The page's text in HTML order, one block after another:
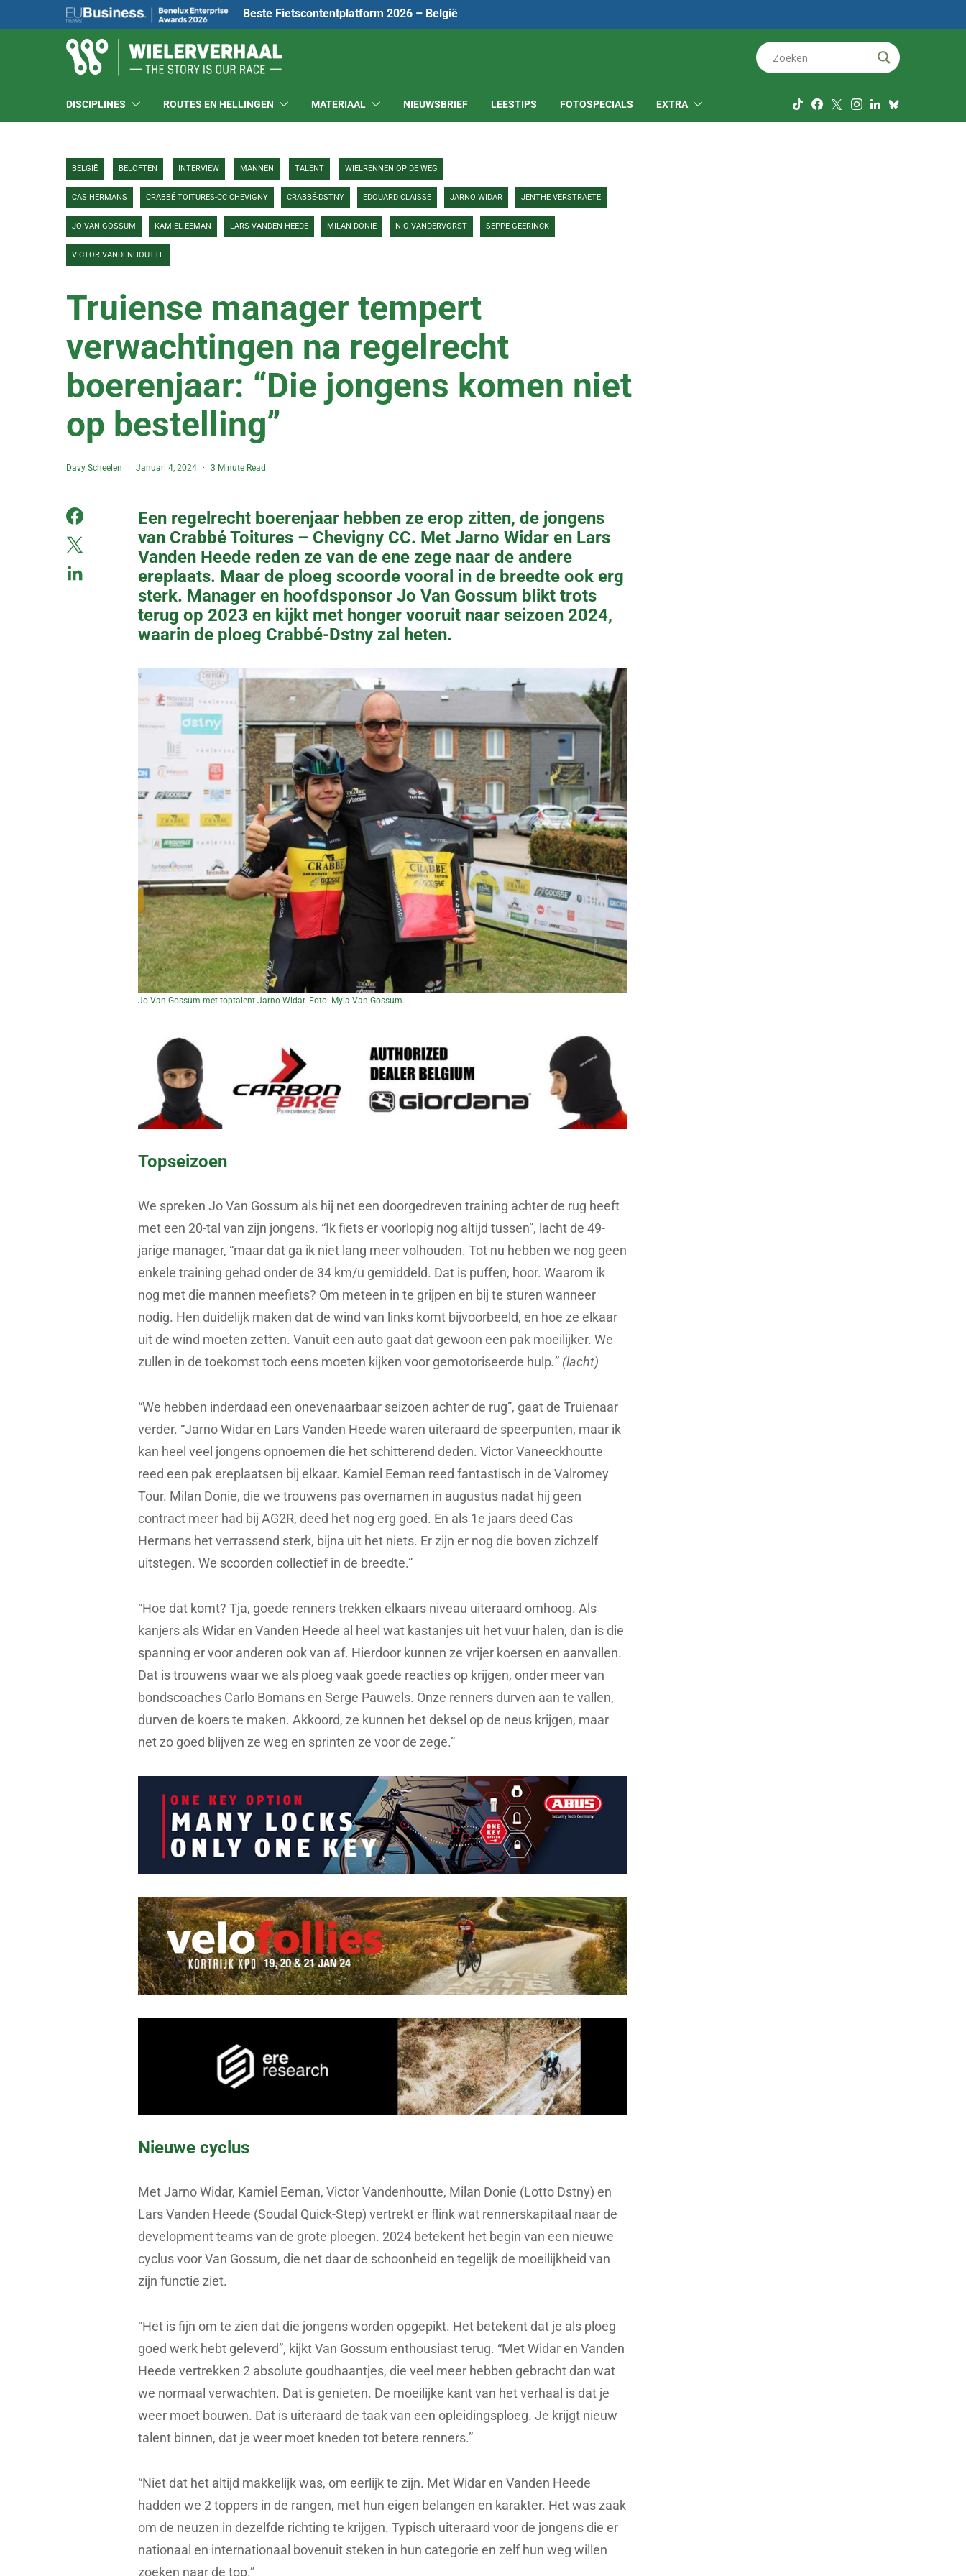
Beste Fietscontentplatform 2026 – België
DISCIPLINES ROUTES EN HELLINGEN MATERIAAL NIEUWSBRIEF LEESTIPS FOTOSPECIALS EXTRA
BELGIË BELOFTEN INTERVIEW MANNEN TALENT WIELRENNEN OP DE WEG
CAS HERMANS CRABBÉ TOITURES-CC CHEVIGNY CRABBÉ-DSTNY EDOUARD CLAISSE JARNO WIDAR JENTHE VERSTRAETE
JO VAN GOSSUM KAMIEL EEMAN LARS VANDEN HEEDE MILAN DONIE NIO VANDERVORST SEPPE GEERINCK
VICTOR VANDENHOUTTE
Truiense manager tempert
verwachtingen na regelrecht
boerenjaar: “Die jongens komen niet
op bestelling”
Davy Scheelen Januari 4, 2024 3 Minute Read
Een regelrecht boerenjaar hebben ze erop zitten, de jongens
van Crabbé Toitures – Chevigny CC. Met Jarno Widar en Lars
Vanden Heede reden ze van de ene zege naar de andere
ereplaats. Maar de ploeg scoorde vooral in de breedte ook erg
sterk. Manager en hoofdsponsor Jo Van Gossum blikt trots
terug op 2023 en kijkt met honger vooruit naar seizoen 2024,
waarin de ploeg Crabbé-Dstny zal heten.
Jo Van Gossum met toptalent Jarno Widar. Foto: Myla Van Gossum.
Topseizoen
We spreken Jo Van Gossum als hij net een doorgedreven training achter de rug heeft
met een 20-tal van zijn jongens. “Ik fiets er voorlopig nog altijd tussen”, lacht de 49-
jarige manager, “maar dat ga ik niet lang meer volhouden. Tot nu hebben we nog geen
enkele training gehad onder de 34 km/u gemiddeld. Dat is puffen, hoor. Waarom ik
nog met die mannen meefiets? Om meteen in te grijpen en bij te sturen wanneer
nodig. Hen duidelijk maken dat de wind van links komt bijvoorbeeld, en hoe ze elkaar
uit de wind moeten zetten. Vanuit een auto gaat dat gewoon een pak moeilijker. We
zullen in de toekomst toch eens moeten kijken voor gemotoriseerde hulp.” (lacht)
“We hebben inderdaad een onevenaarbaar seizoen achter de rug”, gaat de Truienaar
verder. “Jarno Widar en Lars Vanden Heede waren uiteraard de speerpunten, maar ik
kan heel veel jongens opnoemen die het schitterend deden. Victor Vaneeckhoutte
reed een pak ereplaatsen bij elkaar. Kamiel Eeman reed fantastisch in de Valromey
Tour. Milan Donie, die we trouwens pas overnamen in augustus nadat hij geen
contract meer had bij AG2R, deed het nog erg goed. En als 1e jaars deed Cas
Hermans het verrassend sterk, bijna uit het niets. Er zijn er nog die boven zichzelf
uitstegen. We scoorden collectief in de breedte.”
“Hoe dat komt? Tja, goede renners trekken elkaars niveau uiteraard omhoog. Als
kanjers als Widar en Vanden Heede al heel wat kastanjes uit het vuur halen, dan is die
spanning er voor anderen ook van af. Hierdoor kunnen ze vrijer koersen en aanvallen.
Dat is trouwens waar we als ploeg vaak goede reacties op krijgen, onder meer van
bondscoaches Carlo Bomans en Serge Pauwels. Onze renners durven aan te vallen,
durven de koers te maken. Akkoord, ze kunnen het deksel op de neus krijgen, maar
net zo goed blijven ze weg en sprinten ze voor de zege.”
Nieuwe cyclus
Met Jarno Widar, Kamiel Eeman, Victor Vandenhoutte, Milan Donie (Lotto Dstny) en
Lars Vanden Heede (Soudal Quick-Step) vertrekt er flink wat rennerskapitaal naar de
development teams van de grote ploegen. 2024 betekent het begin van een nieuwe
cyclus voor Van Gossum, die net daar de schoonheid en tegelijk de moeilijkheid van
zijn functie ziet.
“Het is fijn om te zien dat die jongens worden opgepikt. Het betekent dat je als ploeg
goed werk hebt geleverd”, kijkt Van Gossum enthousiast terug. “Met Widar en Vanden
Heede vertrekken 2 absolute goudhaantjes, die veel meer hebben gebracht dan wat
we normaal verwachten. Dat is genieten. De moeilijke kant van het verhaal is dat je
weer moet bouwen. Dat is uiteraard de taak van een opleidingsploeg. Je krijgt nieuw
talent binnen, dat je weer moet kneden tot betere renners.”
“Niet dat het altijd makkelijk was, om eerlijk te zijn. Met Widar en Vanden Heede
hadden we 2 toppers in de rangen, met hun eigen belangen en karakter. Het was zaak
om de neuzen in dezelfde richting te krijgen. Typisch uiteraard voor de jongens die er
nationaal en internationaal bovenuit steken in hun categorie en zelf hun weg willen
zoeken naar de top.”